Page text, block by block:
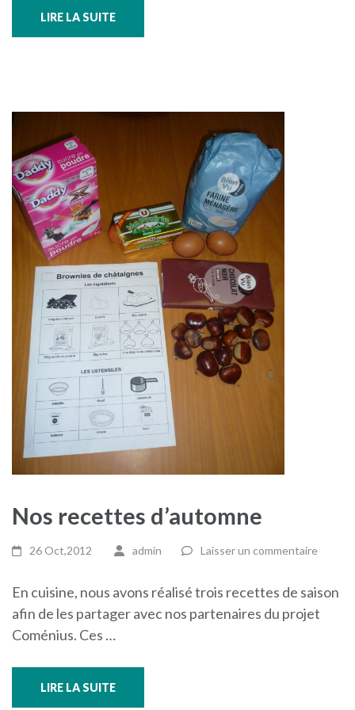
LIRE LA SUITE
Nos recettes d’automne
26 Oct,2012 admin Laisser un commentaire
En cuisine, nous avons réalisé trois recettes de saison
afin de les partager avec nos partenaires du projet
Coménius. Ces …
LIRE LA SUITE